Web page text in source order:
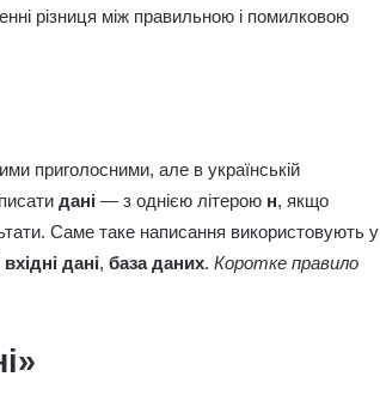
різниця між правильною і помилковою
приголосними, але в українській
дані — з однією літерою н, якщо
Саме таке написання використовують у
вхідні дані, база даних. Коротке правило